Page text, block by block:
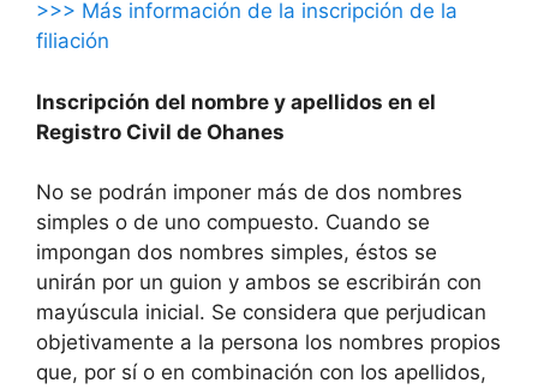
>>> Más información de la inscripción de la
filiación
Inscripción del nombre y apellidos en el
Registro Civil de Ohanes
No se podrán imponer más de dos nombres
simples o de uno compuesto. Cuando se
impongan dos nombres simples, éstos se
unirán por un guion y ambos se escribirán con
mayúscula inicial. Se considera que perjudican
objetivamente a la persona los nombres propios
que, por sí o en combinación con los apellidos,